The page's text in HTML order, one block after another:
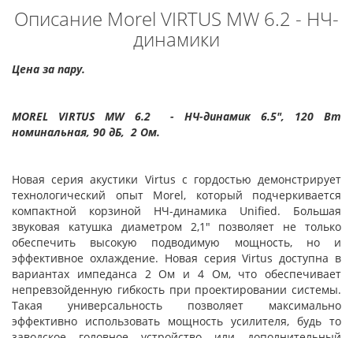
Описание Morel VIRTUS MW 6.2 - НЧ-
динамики
Цена за пару.
MOREL VIRTUS MW 6.2-НЧ-динамик 6.5", 120 Вт
номинальная, 90 дБ, 2 Ом.
Новая серия акустики Virtus с гордостью демонстрирует
технологический опыт Morel, который подчеркивается
компактной корзиной НЧ-динамика Unified. Большая
звуковая катушка диаметром 2,1″ позволяет не только
обеспечить высокую подводимую мощность, но и
эффективное охлаждение. Новая серия Virtus доступна в
вариантах импеданса 2 Ом и 4 Ом, что обеспечивает
непревзойденную гибкость при проектировании системы.
Такая универсальность позволяет максимально
эффективно использовать мощность усилителя, будь то